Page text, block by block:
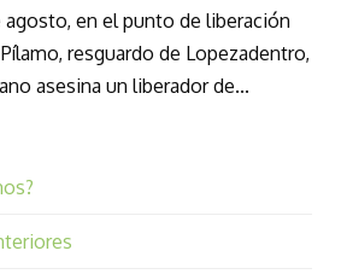
agosto, en el punto de liberación
resguardo de Lopezadentro,
asesina un liberador de...